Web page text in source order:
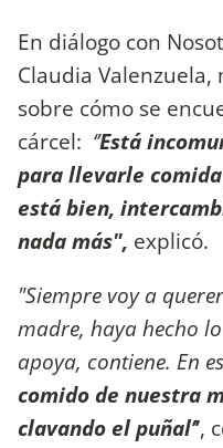
En diálogo con
Claudia Valenzuela,
sobre cómo se
cárcel: ‘’Está
para llevarle comida
está bien,
nada más", explicó.
"Siempre voy a
madre, haya hecho
apoya, contiene. En
comido de nuestra
clavando el puñal’’,